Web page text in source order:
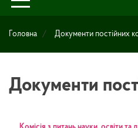
Головна Документи постійних
Документи